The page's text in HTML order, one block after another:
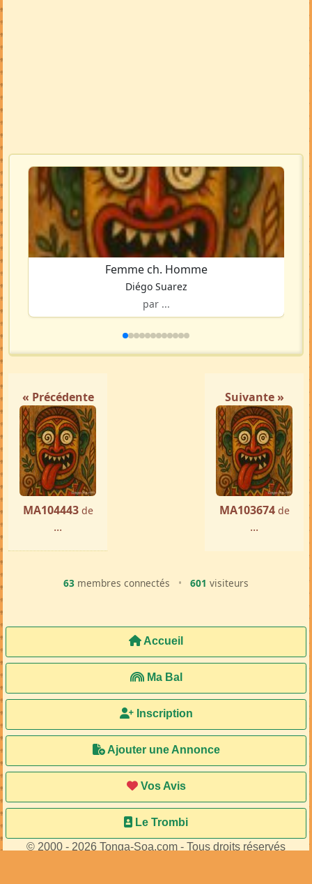
Femme ch. Homme
Diégo Suarez
par ...
« Précédente
MA104443 de
...
Suivante »
MA103674 de
...
63 membres connectés • 601 visiteurs
Accueil
Ma Bal
Inscription
Ajouter une Annonce
Vos Avis
Le Trombi
© 2000 - 2026 Tonga-Soa.com - Tous droits réservés